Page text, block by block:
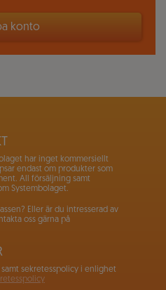
konto
har inget kommersiellt
endast om produkter som
All försäljning samt
Systembolaget.
Eller är du intresserad av
oss gärna på
samt sekretesspolicy i enlighet